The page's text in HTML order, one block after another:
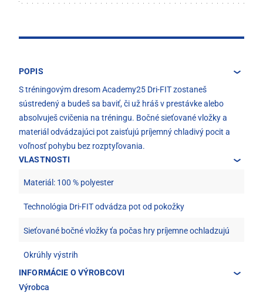
POPIS
S tréningovým dresom Academy25 Dri-FIT zostaneš
sústredený a budeš sa baviť, či už hráš v prestávke alebo
absolvuješ cvičenia na tréningu. Bočné sieťované vložky a
materiál odvádzajúci pot zaisťujú príjemný chladivý pocit a
voľnosť pohybu bez rozptyľovania.
VLASTNOSTI
Materiál: 100 % polyester
Technológia Dri-FIT odvádza pot od pokožky
Sieťované bočné vložky ťa počas hry príjemne ochladzujú
Okrúhly výstrih
INFORMÁCIE O VÝROBCOVI
Výrobca